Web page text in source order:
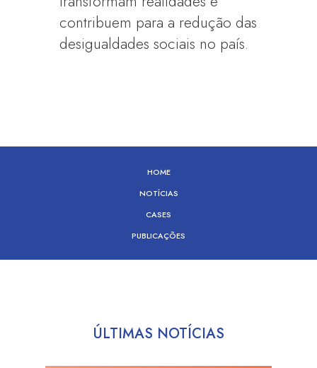
contribuem para a redução das
desigualdades sociais no país.
HOME
NOTÍCIAS
CASES
PUBLICAÇÕES
ÚLTIMAS NOTÍCIAS